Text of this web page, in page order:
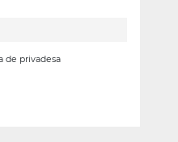
de privadesa